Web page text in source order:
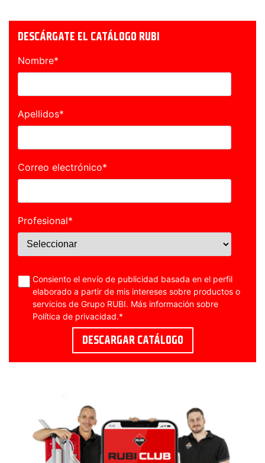
DESCÁRGATE EL CATÁLOGO RUBI
Nombre*
Apellidos*
Correo electrónico*
Profesional*
Consiento el envío de publicidad basada en el perfil
elaborado a partir de mis intereses sobre productos o
servicios de Grupo RUBI. Más información sobre
Política de privacidad.*